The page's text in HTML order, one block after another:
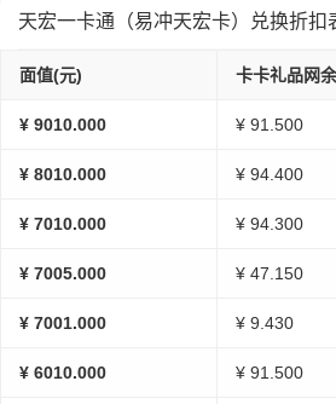
天宏一卡通（易冲天宏卡）兑换折扣
面值(元) 卡卡礼品网
¥ 9010.000 ¥ 91.500
¥ 8010.000 ¥ 94.400
¥ 7010.000 ¥ 94.300
¥ 7005.000 ¥ 47.150
¥ 7001.000 ¥ 9.430
¥ 6010.000 ¥ 91.500